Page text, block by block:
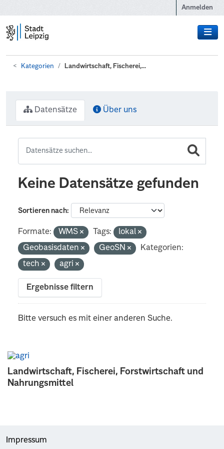
Anmelden
Kategorien Landwirtschaft, Fischerei,...
Landwirtschaft, Fischerei, Forstwirtschaft und
Nahrungsmittel
Datensätze Über uns
Keine Datensätze gefunden
Sortieren nach
Formate: WMS Tags:
lokal
Geobasisdaten
GeoSN
Kategorien:
tech
agri
Ergebnisse filtern
Bitte versuch es mit einer anderen Suche.
Impressum